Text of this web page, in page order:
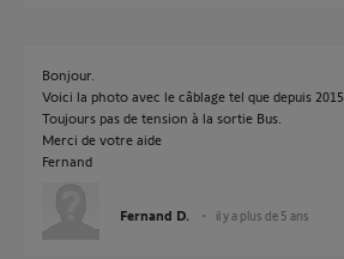
Bonjour.
Voici la photo avec le câblage tel que depuis 2015.
Toujours pas de tension à la sortie Bus.
Merci de votre aide
Fernand
Fernand D. il y a plus de 5 ans